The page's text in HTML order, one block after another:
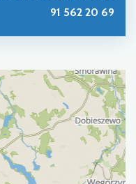
91 562 20 69